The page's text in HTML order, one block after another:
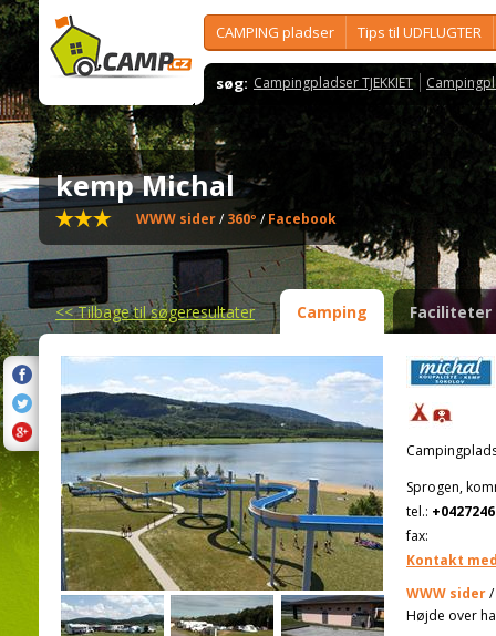
CAMPING pladser Tips til UDFLUGTER
søg: Campingpladser TJEKKIET
kemp Michal
WWW sider/360º /Facebook
<<Tilbage til søgeresultater Camping Faciliteter
Sprogen,
tel.:
fax:
Kontakt
WWW sider/
Højde over